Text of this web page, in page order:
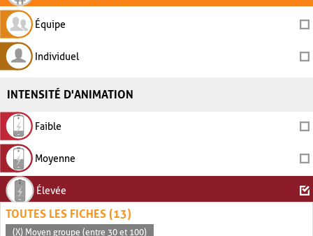
Équipe
Individuel
INTENSITÉ D'ANIMATION
Faible
Moyenne
Élevée
TOUTES LES FICHES (13)
(X) Moyen groupe (entre 30 et 100)